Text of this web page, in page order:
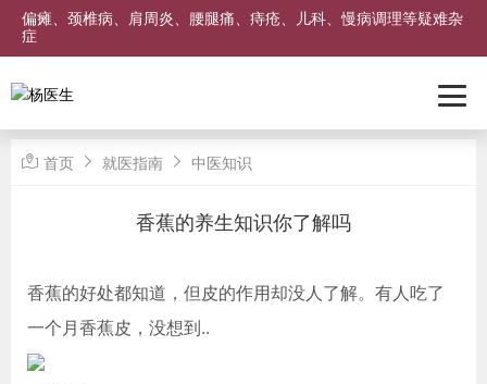
偏瘫、颈椎病、肩周炎、腰腿痛、痔疮、儿科、慢病调理等疑难杂
症
首页 就医指南 中医知识
香蕉的养生知识你了解吗
香蕉的好处都知道，但皮的作用却没人了解。有人吃了
一个月香蕉皮，没想到..